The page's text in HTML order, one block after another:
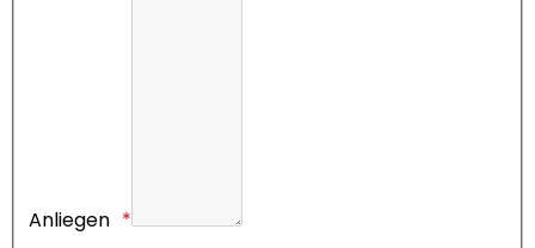
Anliegen